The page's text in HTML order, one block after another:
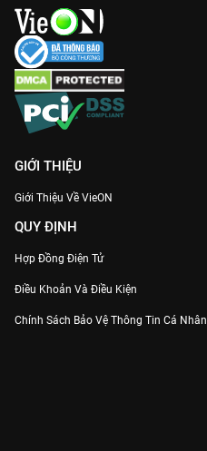
GIỚI THIỆU
Giới Thiệu Về VieON
QUY ĐỊNH
Hợp Đồng Điện Tử
Điều Khoản Và Điều Kiện
Chính Sách Bảo Vệ Thông Tin Cá Nhân